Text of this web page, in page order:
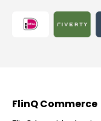
FlinQ Commerce